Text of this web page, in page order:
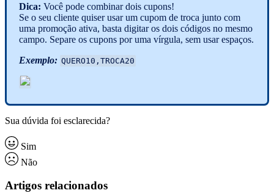
Dica: Você pode combinar dois cupons!
Se o seu cliente quiser usar um cupom de troca junto com
uma promoção ativa, basta digitar os dois códigos no mesmo
campo. Separe os cupons por uma vírgula, sem usar espaços.
Exemplo: QUERO10,TROCA20
Sua dúvida foi esclarecida?
Sim
Não
Artigos relacionados